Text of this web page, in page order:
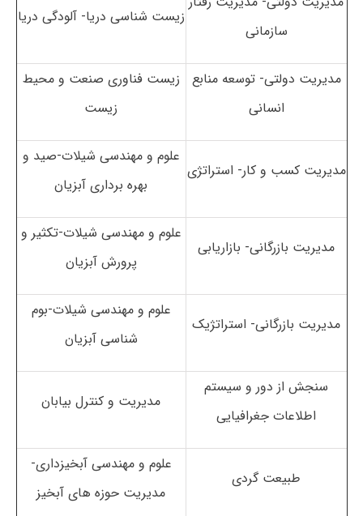
سازمانی
زیست شناسی دریا- آلودگی دریا
مدیریت دولتی- توسعه منابع
انسانی
زیست فناوری صنعت و محیط
زیست
مدیریت کسب و کار- استراتژی
علوم و مهندسی شیلات-صید و
بهره برداری آبزیان
مدیریت بازرگانی- بازاریابی
علوم و مهندسی شیلات-تکثیر و
پرورش آبزیان
مدیریت بازرگانی- استراتژیک
علوم و مهندسی شیلات-بوم
شناسی آبزیان
سنجش از دور و سیستم
اطلاعات جغرافیایی
مدیریت و کنترل بیابان
طبیعت گردی
علوم و مهندسی آبخیزداری-
مدیریت حوزه های آبخیز